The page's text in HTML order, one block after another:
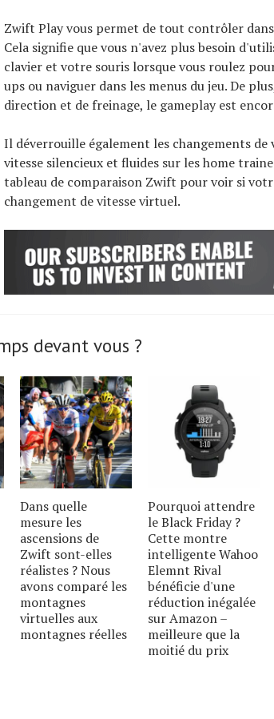
Zwift Play vous permet de tout contrôler
Cela signifie que vous n'avez plus besoin
clavier et votre souris lorsque vous roulez
ups ou naviguer dans les menus du jeu. De
direction et de freinage, le gameplay est
Il déverrouille également les changements
vitesse silencieux et fluides sur les home
tableau de comparaison Zwift pour voir si
changement de vitesse virtuel.
devant vous ?
Dans quelle
mesure les
ascensions de
Zwift sont-elles
réalistes ? Nous
avons comparé les
montagnes
virtuelles aux
montagnes réelles
Pourquoi attendre
le Black Friday ?
Cette montre
intelligente Wahoo
Elemnt Rival
bénéficie d'une
réduction inégalée
sur Amazon –
meilleure que la
moitié du prix